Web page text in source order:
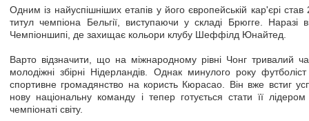
Одним із найуспішніших етапів у його європейській кар'єрі
титул чемпіона Бельгії, виступаючи у складі Брюгге. Наразі
Чемпіоншипі, де захищає кольори клубу Шеффілд Юнайтед.
Варто відзначити, що на міжнародному рівні Чонг тривалий
молодіжні збірні Нідерландів. Однак минулого року
спортивне громадянство на користь Кюрасао. Він вже встиг
нову національну команду і тепер готується стати її
чемпіонаті світу.